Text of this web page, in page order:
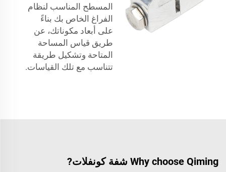
المسطح المناسب لنظام
الفراغ الخاص بك بناءً
على أبعاد مكوناتك، عن
طريق قياس المساحة
المتاحة وتشكيل طريقة
تتناسب مع تلك القياسات.
Why choose Qiming شفة كونفلات?